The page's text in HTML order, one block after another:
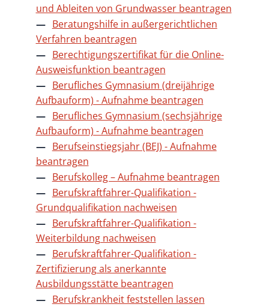
und Ableiten von Grundwasser beantragen
Beratungshilfe in außergerichtlichen
Verfahren beantragen
Berechtigungszertifikat für die Online-
Ausweisfunktion beantragen
Berufliches Gymnasium (dreijährige
Aufbauform) - Aufnahme beantragen
Berufliches Gymnasium (sechsjährige
Aufbauform) - Aufnahme beantragen
Berufseinstiegsjahr (BEJ) - Aufnahme
beantragen
Berufskolleg – Aufnahme beantragen
Berufskraftfahrer-Qualifikation -
Grundqualifikation nachweisen
Berufskraftfahrer-Qualifikation -
Weiterbildung nachweisen
Berufskraftfahrer-Qualifikation -
Zertifizierung als anerkannte
Ausbildungsstätte beantragen
Berufskrankheit feststellen lassen